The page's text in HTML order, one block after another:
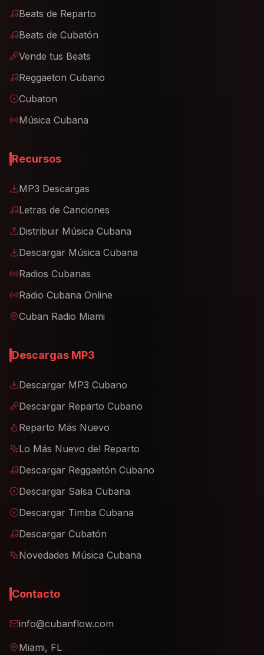
Beats de Reparto
Beats de Cubatón
Vende tus Beats
Reggaeton Cubano
Cubaton
Música Cubana
Recursos
MP3 Descargas
Letras de Canciones
Distribuir Música Cubana
Descargar Música Cubana
Radios Cubanas
Radio Cubana Online
Cuban Radio Miami
Descargas MP3
Descargar MP3 Cubano
Descargar Reparto Cubano
Reparto Más Nuevo
Lo Más Nuevo del Reparto
Descargar Reggaetón Cubano
Descargar Salsa Cubana
Descargar Timba Cubana
Descargar Cubatón
Novedades Música Cubana
Contacto
info@cubanflow.com
Miami, FL